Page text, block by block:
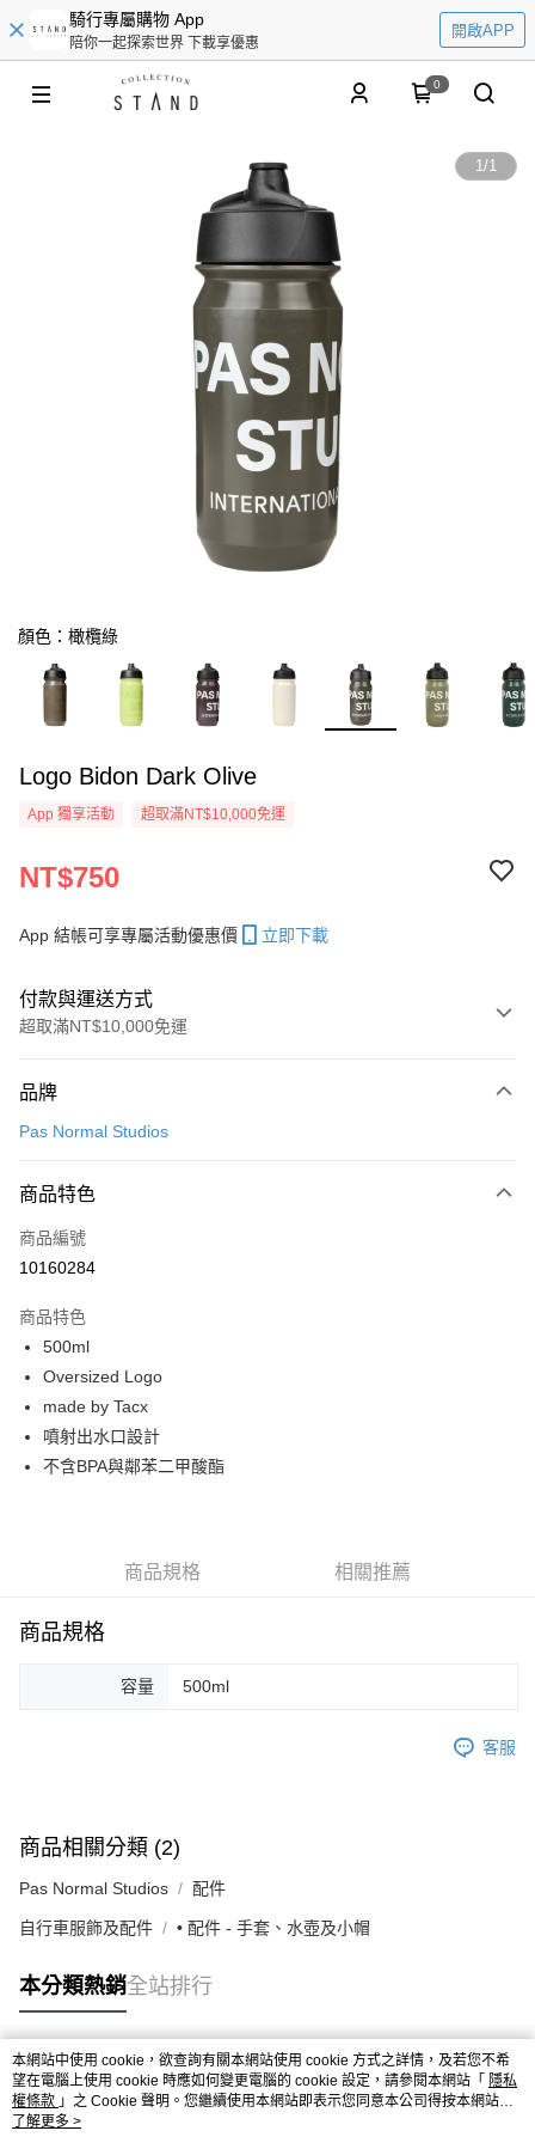
騎行專屬購物 App
陪你一起探索世界 下載享優惠
開啟APP
0
1/1
顏色：橄欖綠
Logo Bidon Dark Olive
App 獨享活動 超取滿NT$10,000免運
NT$750
App 結帳可享專屬活動優惠價 立即下載
付款與運送方式
超取滿NT$10,000免運
信用卡一次付款
LINE Pay
Apple Pay
運送方式
全家店到店
每筆NT$80，滿NT$10,000(含以上)免運費
付款後全家取貨
每筆NT$80，滿NT$10,000(含以上)免運費
每筆NT$80，滿NT$10,000(含以上)免運費
品牌
Pas Normal Studios
商品特色
商品編號
10160284
商品特色
500ml
Oversized Logo
made by Tacx
噴射出水口設計
不含BPA與鄰苯二甲酸酯
商品規格 相關推薦
商品規格
容量 500ml
客服
商品相關分類 (2)
Pas Normal Studios 配件
自行車服飾及配件 • 配件 - 手套、水壺及小帽
本分類熱銷全站排行
熱門標籤
本網站中使用 cookie，欲查詢有關本網站使用 cookie 方式之詳情，及若您不希
望在電腦上使用 cookie 時應如何變更電腦的 cookie 設定，請參閱本網站「 隱私
權條款 」之 Cookie 聲明。您繼續使用本網站即表示您同意本公司得按本網站使
用條款之 Cookie 聲明使用 cookie。
了解更多 >